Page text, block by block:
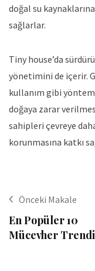
doğal su
sağlarlar.
Tiny house’da
yönetimini de içerir.
kullanım gibi
doğaya zarar
sahipleri çevreye
korunmasına katkı
Önceki Makale
En Popüler 10
Mücevher Trendi